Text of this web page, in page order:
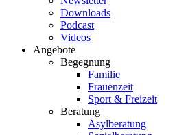
Downloads
Podcast
Videos
Angebote
Begegnung
Familie
Frauenzeit
Sport & Freizeit
Beratung
Asylberatung